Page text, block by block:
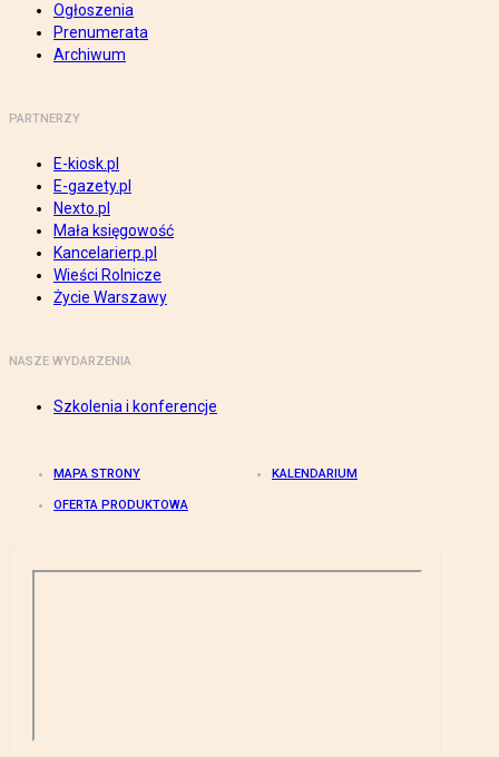
Ogłoszenia
Prenumerata
Archiwum
PARTNERZY
E-kiosk.pl
E-gazety.pl
Nexto.pl
Mała księgowość
Kancelarierp.pl
Wieści Rolnicze
Życie Warszawy
NASZE WYDARZENIA
Szkolenia i konferencje
MAPA STRONY KALENDARIUM
OFERTA PRODUKTOWA